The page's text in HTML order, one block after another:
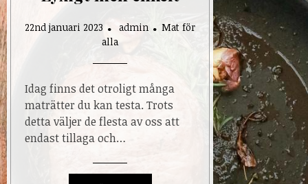
22nd januari 2023 admin
Mat för
alla
Idag finns det otroligt många
maträtter du kan testa. Trots
detta väljer de flesta av oss att
endast tillaga och…